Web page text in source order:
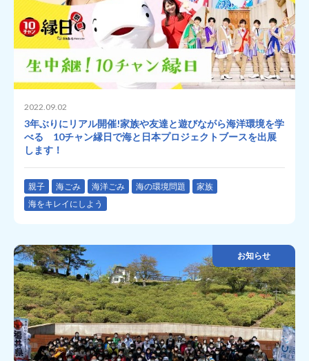
2022.09.02
3年ぶりにリアル開催!家族や友達と遊びながら海洋環境を学
べる 10チャン縁日で海と日本プロジェクトブースを出展
します！
親子 海ごみ 海洋ごみ 海の環境問題
家族
海をキレイにしよう
お知らせ